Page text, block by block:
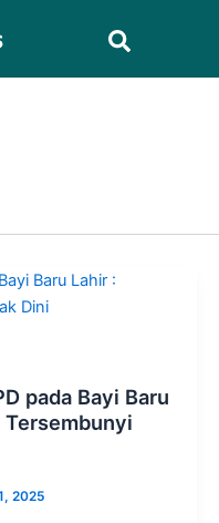
pada Bayi Baru
Tersembunyi
2025